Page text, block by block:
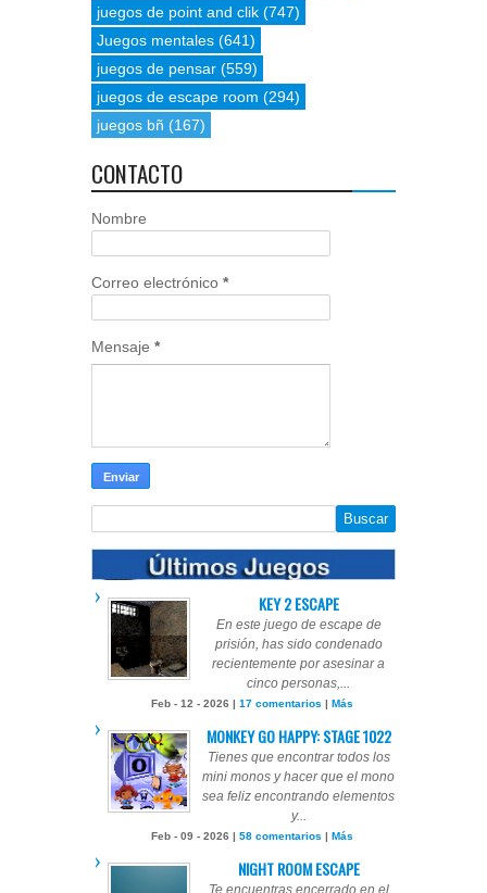
juegos de point and clik (747)
Juegos mentales (641)
juegos de pensar (559)
juegos de escape room (294)
juegos bñ (167)
CONTACTO
Nombre
Correo electrónico *
Mensaje *
KEY 2 ESCAPE
En este juego de escape de
prisión, has sido condenado
recientemente por asesinar a
cinco personas,...
Feb - 12 - 2026 | 17 comentarios | Más
MONKEY GO HAPPY: STAGE 1022
Tienes que encontrar todos los
mini monos y hacer que el mono
sea feliz encontrando elementos
y...
Feb - 09 - 2026 | 58 comentarios | Más
NIGHT ROOM ESCAPE